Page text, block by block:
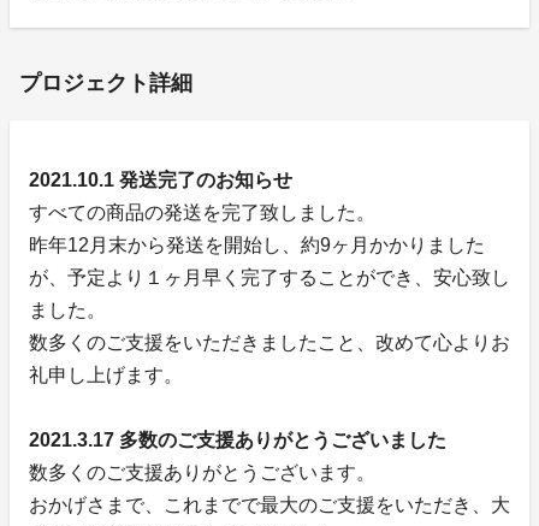
プロジェクト詳細
2021.10.1 発送完了のお知らせ
すべての商品の発送を完了致しました。
昨年12月末から発送を開始し、約9ヶ月かかりました
が、予定より１ヶ月早く完了することができ、安心致し
ました。
数多くのご支援をいただきましたこと、改めて心よりお
礼申し上げます。
2021.3.17 多数のご支援ありがとうございました
数多くのご支援ありがとうございます。
おかげさまで、これまでで最大のご支援をいただき、大